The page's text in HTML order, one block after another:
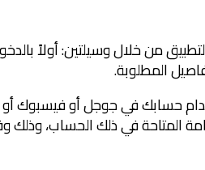
المطلوبة.
المتاحة في ذلك الحساب، وذلك